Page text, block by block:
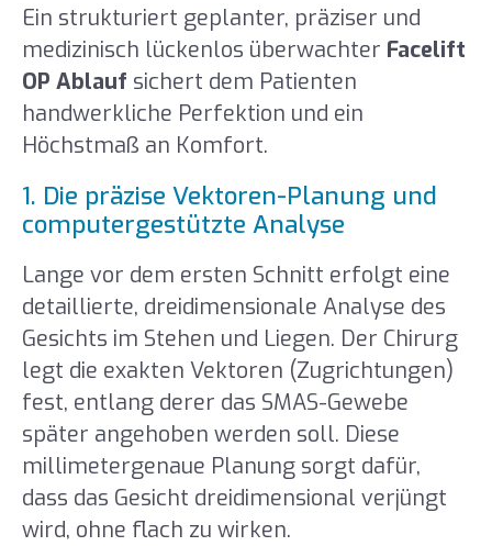
Ein strukturiert geplanter, präziser und
medizinisch lückenlos überwachter Facelift
OP Ablauf sichert dem Patienten
handwerkliche Perfektion und ein
Höchstmaß an Komfort.
1. Die präzise Vektoren-Planung und
computergestützte Analyse
Lange vor dem ersten Schnitt erfolgt eine
detaillierte, dreidimensionale Analyse des
Gesichts im Stehen und Liegen. Der Chirurg
legt die exakten Vektoren (Zugrichtungen)
fest, entlang derer das SMAS-Gewebe
später angehoben werden soll. Diese
millimetergenaue Planung sorgt dafür,
dass das Gesicht dreidimensional verjüngt
wird, ohne flach zu wirken.